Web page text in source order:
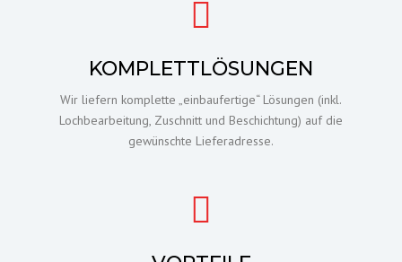
KOMPLETTLÖSUNGEN
Wir liefern komplette „einbaufertige“ Lösungen (inkl.
Lochbearbeitung, Zuschnitt und Beschichtung) auf die
gewünschte Lieferadresse.